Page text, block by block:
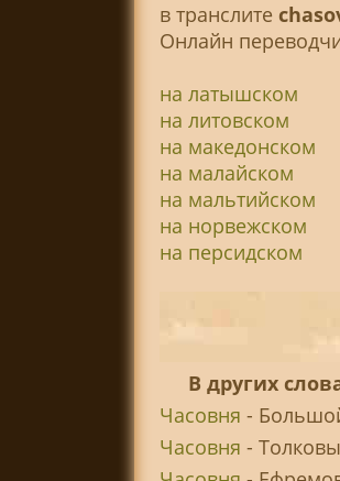
в транслитe
Онлайн
на латышском
на литовском
на македонском
на малайском
на мальтийском
на норвежском
на персидском
В других
Часовня -
Часовня -